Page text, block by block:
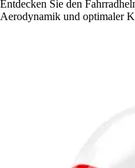
Entdecken Sie den
Aerodynamik und optimaler